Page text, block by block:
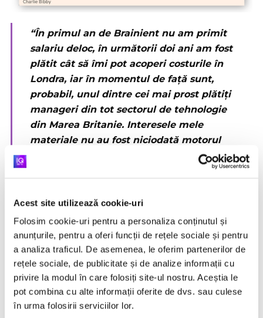
Acest site utilizează cookie-uri
Folosim cookie-uri pentru a personaliza conținutul și
anunțurile, pentru a oferi funcții de rețele sociale și pentru
a analiza traficul. De asemenea, le oferim partenerilor de
rețele sociale, de publicitate și de analize informații cu
privire la modul în care folosiți site-ul nostru. Aceștia le
pot combina cu alte informații oferite de dvs. sau culese
în urma folosirii serviciilor lor.
“În primul an de Brainient nu am primit
salariu deloc, în următorii doi ani am fost
plătit cât să îmi pot acoperi costurile în
Londra, iar în momentul de față sunt,
probabil, unul dintre cei mai prost plătiți
manageri din tot sectorul de tehnologie
din Marea Britanie. Interesele mele
materiale nu au fost niciodată motorul
spunea
Eforturile lui Emi s-au concretizat un an mai târziu,
francezii de laTeads, unul dintre clienții săi de
atunci.
Compania – pentru care Emi a lucrat, apoi, pentru a
asigura transferul optim al afacerii sale spre noul proprietar
– continuă să activeze, inclusiv în România, și furnizează un
instrument preferat mai ales de mari agenții de publicitate
pentru a plasa reclame video în diverse site-uri.